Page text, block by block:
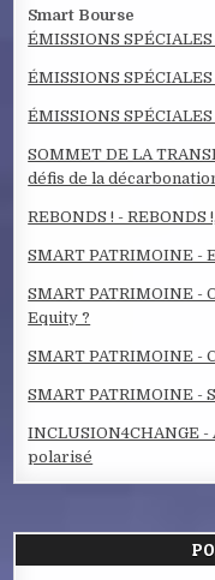
Smart Bourse
ÉMISSIONS
ÉMISSIONS
ÉMISSIONS
SOMMET DE LA
défis de la
REBONDS ! -
SMART PATRIMOINE
SMART PATRIMOINE -
Equity ?
SMART PATRIMOINE -
SMART PATRIMOINE -
INCLUSION4CHANGE
polarisé